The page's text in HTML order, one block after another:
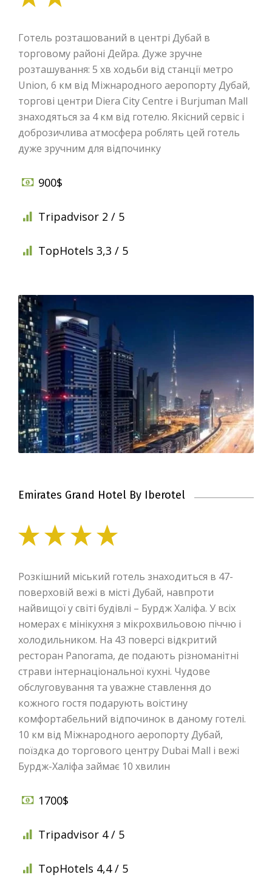
Готель розташований в центрі Дубай в
торговому районі Дейра. Дуже зручне
розташування: 5 хв ходьби від станції метро
Union, 6 км від Міжнародного аеропорту Дубай,
торгові центри Diera City Centre і Burjuman Mall
знаходяться за 4 км від готелю. Якісний сервіс і
доброзичлива атмосфера роблять цей готель
дуже зручним для відпочинку
900$
Tripadvisor 2 / 5
TopHotels 3,3 / 5
Emirates Grand Hotel By Iberotel
Розкішний міський готель знаходиться в 47-
поверховій вежі в місті Дубай, навпроти
найвищої у світі будівлі – Бурдж Халіфа. У всіх
номерах є мінікухня з мікрохвильовою піччю і
холодильником. На 43 поверсі відкритий
ресторан Panorama, де подають різноманітні
страви інтернаціональної кухні. Чудове
обслуговування та уважне ставлення до
кожного гостя подарують воістину
комфортабельний відпочинок в даному готелі.
10 км від Міжнародного аеропорту Дубай,
поїздка до торгового центру Dubai Mall і вежі
Бурдж-Халіфа займає 10 хвилин
1700$
Tripadvisor 4 / 5
TopHotels 4,4 / 5